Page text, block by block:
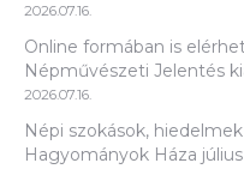
2026.07.16.
Online formában is
Népművészeti Jelentés
2026.07.16.
Népi szokások,
Hagyományok Háza